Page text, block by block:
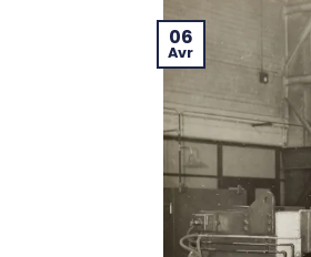
06
Avr